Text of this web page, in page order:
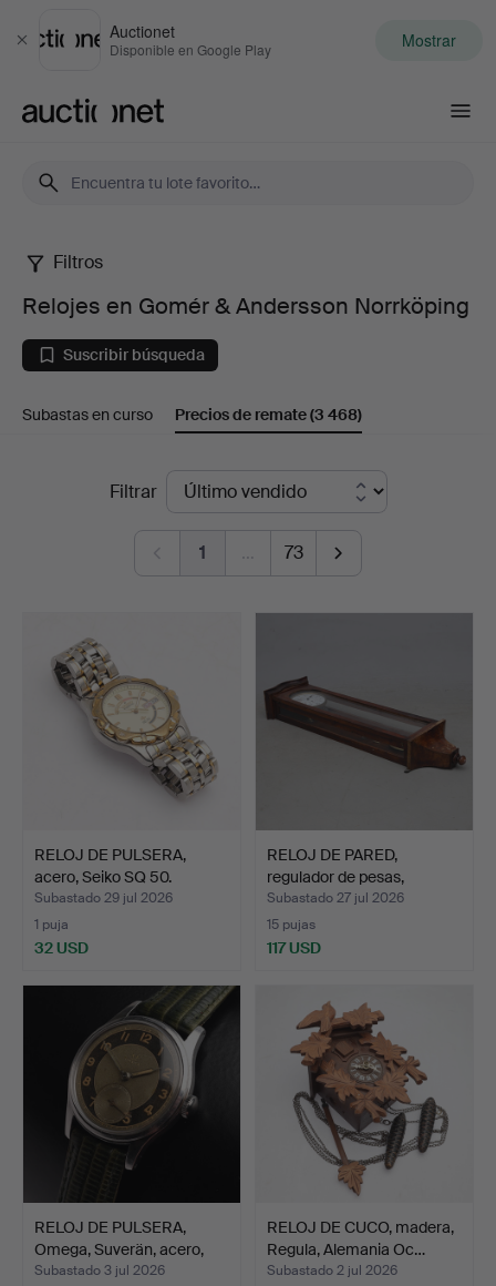
Cerrar
Auctionet
Disponible en Google Play Mostrar
Relojes
en
Gomér
Andersson
Norrköping
Filtros
Relojes en Gomér & Andersson Norrköping
Suscribir búsqueda
Subastas en curso Precios de remate(3 468)
Filtrar
1 … 73
RELOJ DE PULSERA,
acero, Seiko SQ 50.
Subastado 29 jul 2026
1 puja
32 USD
RELOJ DE PARED,
regulador de pesas,
Aleman…
Subastado 27 jul 2026
15 pujas
117 USD
RELOJ DE PULSERA,
Omega, Suverän, acero,
m…
Subastado 3 jul 2026
RELOJ DE CUCO, madera,
Regula, Alemania Oc…
Subastado 2 jul 2026